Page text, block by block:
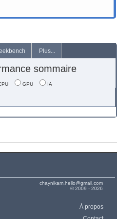
Plus...
sommaire
GPU IA
chaynikam.hello@gmail.com
© 2009 - 2026
À propos